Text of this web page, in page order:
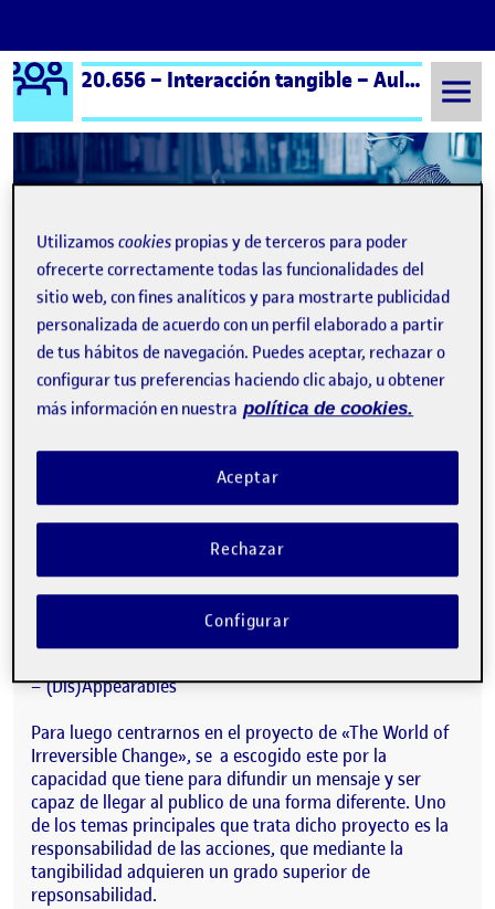
Saltar al contenido
Logo Ágora 20.656 – Interacción tangible – Aula 1
27 Febrero, 2026
Publicado porPEC 1 – ¿Qué es la interacción tangible?
Publicado por
Ramón Pérez Martín
Visibilidad:Fecha de publicación
27 Feb 2026 comentario en PEC 1 – ¿Qué es la interacción
En esta entrega realizado un análisis de estos cuatro
proyectos que creo que tocan un poco de todos los
aspectos que los proyectos tangibles pueden ofrecer:
– I/O Bulb / Luminous Room
– (Dis)Appearables
Para luego centrarnos en el proyecto de «The World of
Irreversible Change», se a escogido este por la
capacidad que tiene para difundir un mensaje y ser
capaz de llegar al publico de una forma diferente. Uno
de los temas principales que trata dicho proyecto es la
responsabilidad de las acciones, que mediante la
tangibilidad adquieren un grado superior de
repsonsabilidad.
Utilizamoscookies propias y de terceros para poder
ofrecerte correctamente todas las funcionalidades del
sitio web, con fines analíticos y para mostrarte publicidad
personalizada de acuerdo con un perfil elaborado a partir
de tus hábitos de navegación. Puedes aceptar, rechazar o
configurar tus preferencias haciendo clic abajo, u obtener
más información en nuestra política de cookies.
Rechazar
Aceptar
Configurar